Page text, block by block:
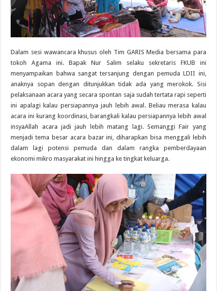
Dalam sesi wawancara khusus oleh Tim GARIS Media bersama para
tokoh Agama ini. Bapak Nur Salim selaku sekretaris FKUB ini
menyampaikan bahwa sangat tersanjung dengan pemuda LDII ini,
anaknya sopan dengan ditunjukkan tidak ada yang merokok. Sisi
pelaksanaan acara yang secara spontan saja sudah tertata rapi seperti
ini apalagi kalau persiapannya jauh lebih awal. Beliau merasa kalau
acara ini kurang koordinasi, barangkali kalau persiapannya lebih awal
insyaAllah acara jadi jauh lebih matang lagi. Semanggi Fair yang
menjadi tema besar acara bazar ini, diharapkan bisa menggali lebih
dalam lagi potensi pemuda dan dalam rangka pemberdayaan
ekonomi mikro masyarakat ini hingga ke tingkat keluarga.